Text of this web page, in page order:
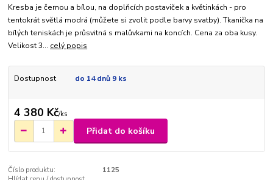
Kresba je černou a bílou, na doplňcích postaviček a květinkách - pro
tentokrát světlá modrá (můžete si zvolit podle barvy svatby). Tkanička na
bílých teniskách je průsvitná s malůvkami na koncích. Cena za oba kusy.
Velikost 3... celý popis
Dostupnost do 14 dnů 9 ks
4 380 Kč/ks
Přidat do košíku
Číslo produktu:
1125